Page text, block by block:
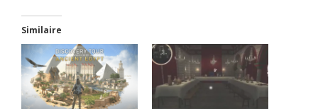
Similaire